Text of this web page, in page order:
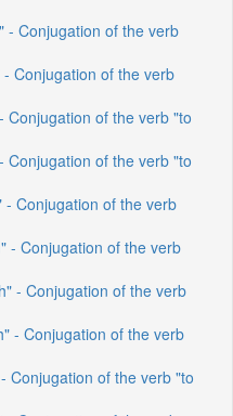
- Conjugation of the verb
Conjugation of the verb
Conjugation of the verb "to
Conjugation of the verb "to
Conjugation of the verb
- Conjugation of the verb
- Conjugation of the verb
- Conjugation of the verb
Conjugation of the verb "to